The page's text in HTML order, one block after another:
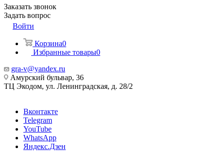
Заказать звонок
Задать вопрос
Войти
Корзина0
Избранные товары0
gra-v@yandex.ru
Амурский бульвар, 36
ТЦ Экодом, ул. Ленинградская, д. 28/2
Вконтакте
Telegram
YouTube
WhatsApp
Яндекс.Дзен